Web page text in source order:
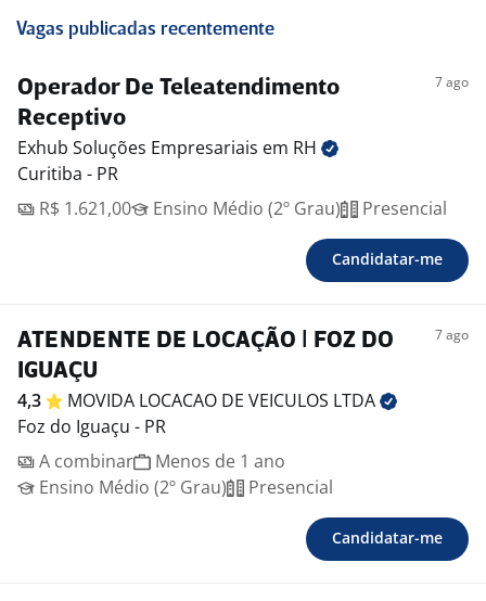
Vagas publicadas recentemente
Operador De Teleatendimento
Receptivo
7 ago
Exhub Soluções Empresariais em RH
Curitiba - PR
R$ 1.621,00
Ensino Médio (2º Grau) Presencial
Candidatar-me
ATENDENTE DE LOCAÇÃO | FOZ DO
IGUAÇU
7 ago
4,3 MOVIDA LOCACAO DE VEICULOS LTDA
Foz do Iguaçu - PR
A combinar
Menos de 1 ano
Ensino Médio (2º Grau)
Presencial
Candidatar-me